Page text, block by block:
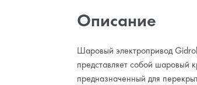
Описание
Шаровый электропривод
представляет собой шаровый
предназначенный для